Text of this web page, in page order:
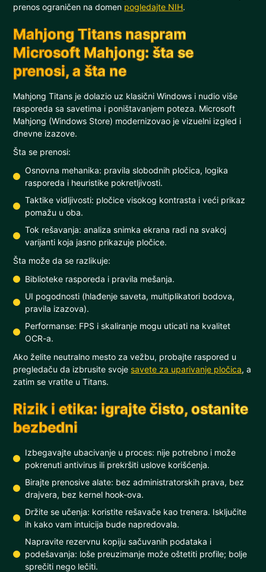
prenos ograničen na domen pogledajte NIH.
Mahjong Titans naspram
Microsoft Mahjong: šta se
prenosi, a šta ne
Mahjong Titans je dolazio uz klasični Windows i nudio više
rasporeda sa savetima i poništavanjem poteza. Microsoft
Mahjong (Windows Store) modernizovao je vizuelni izgled i
dnevne izazove.
Šta se prenosi:
Osnovna mehanika: pravila slobodnih pločica, logika
rasporeda i heuristike pokretljivosti.
Taktike vidljivosti: pločice visokog kontrasta i veći prikaz
pomažu u oba.
Tok rešavanja: analiza snimka ekrana radi na svakoj
varijanti koja jasno prikazuje pločice.
Šta može da se razlikuje:
Biblioteke rasporeda i pravila mešanja.
UI pogodnosti (hlađenje saveta, multiplikatori bodova,
pravila izazova).
Performanse: FPS i skaliranje mogu uticati na kvalitet
OCR-a.
Ako želite neutralno mesto za vežbu, probajte raspored u
pregledaču da izbrusite svoje savete za uparivanje pločica, a
zatim se vratite u Titans.
Rizik i etika: igrajte čisto, ostanite
bezbedni
Izbegavajte ubacivanje u proces: nije potrebno i može
pokrenuti antivirus ili prekršiti uslove korišćenja.
Birajte prenosive alate: bez administratorskih prava, bez
drajvera, bez kernel hook-ova.
Držite se učenja: koristite rešavače kao trenera. Isključite
ih kako vam intuicija bude napredovala.
Napravite rezervnu kopiju sačuvanih podataka i
podešavanja: loše preuzimanje može oštetiti profile; bolje
sprečiti nego lečiti.